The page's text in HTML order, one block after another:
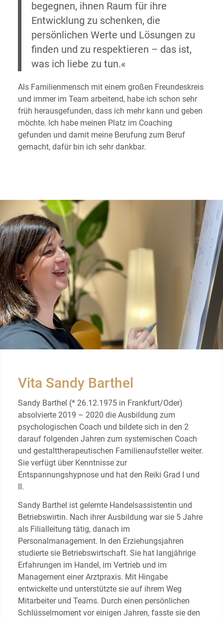
begegnen, ihnen Raum für ihre
Entwicklung zu schenken, die
persönlichen Werte und Lösungen zu
finden und zu respektieren – das ist,
was ich liebe zu tun.«
Als Familienmensch mit einem großen Freundeskreis
und immer im Team arbeitend, habe ich schon sehr
früh herausgefunden, dass ich mehr kann und geben
möchte. Ich habe meinen Platz im Coaching
gefunden und damit meine Berufung zum Beruf
gemacht, dafür bin ich sehr dankbar.
Vita Sandy Barthel
Sandy Barthel (* 26.12.1975 in Frankfurt/Oder)
absolvierte 2019 – 2020 die Ausbildung zum
psychologischen Coach und bildete sich in den 2
darauf folgenden Jahren zum systemischen Coach
und gestalttherapeutischen Familienaufsteller weiter.
Sie verfügt über Kenntnisse zur
Entspannungshypnose und hat den Reiki Grad I und
II.
Sandy Barthel ist gelernte Handelsassistentin und
Betriebswirtin. Nach ihrer Ausbildung war sie 5 Jahre
als Filialleitung tätig, danach im
Personalmanagement. In den Erziehungsjahren
studierte sie Betriebswirtschaft. Sie hat langjährige
Erfahrungen im Handel, im Vertrieb und im
Management einer Arztpraxis. Mit Hingabe
entwickelte und unterstützte sie auf ihrem Weg
Mitarbeiter und Teams. Durch einen persönlichen
Schlüsselmoment vor einigen Jahren, fasste sie den